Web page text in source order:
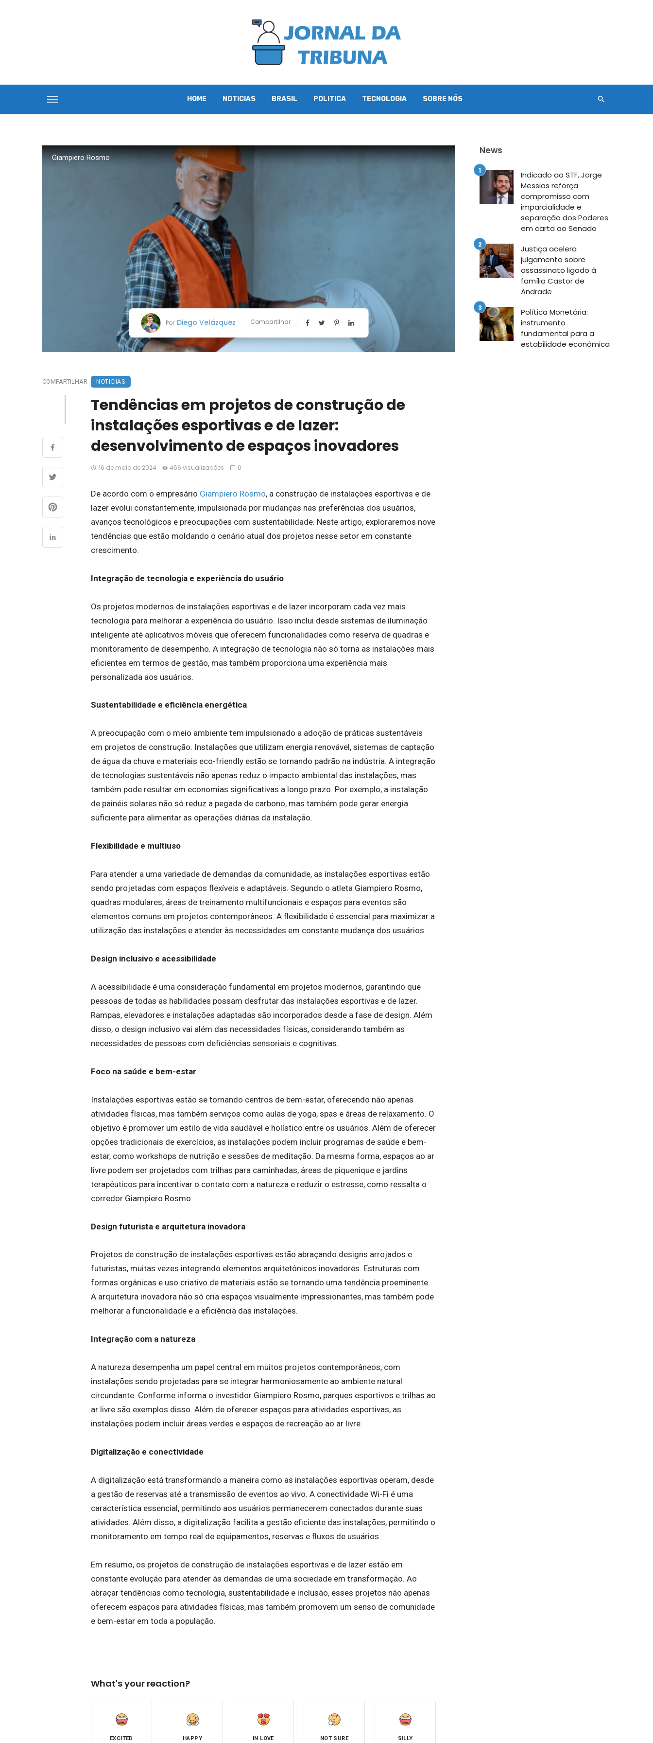
HOME NOTICIAS BRASIL POLITICA TECNOLOGIA SOBRE NÓS
Giampiero Rosmo
Por Diego Velázquez Compartilhar
COMPARTILHAR NOTICIAS
Tendências em projetos de construção de
instalações esportivas e de lazer:
desenvolvimento de espaços inovadores
16 de maio de 2024 456 visualizações 0
De acordo com o empresário Giampiero Rosmo, a construção de instalações esportivas e de
lazer evolui constantemente, impulsionada por mudanças nas preferências dos usuários,
avanços tecnológicos e preocupações com sustentabilidade. Neste artigo, exploraremos nove
tendências que estão moldando o cenário atual dos projetos nesse setor em constante
crescimento.
Integração de tecnologia e experiência do usuário
Os projetos modernos de instalações esportivas e de lazer incorporam cada vez mais
tecnologia para melhorar a experiência do usuário. Isso inclui desde sistemas de iluminação
inteligente até aplicativos móveis que oferecem funcionalidades como reserva de quadras e
monitoramento de desempenho. A integração de tecnologia não só torna as instalações mais
eficientes em termos de gestão, mas também proporciona uma experiência mais
personalizada aos usuários.
Sustentabilidade e eficiência energética
A preocupação com o meio ambiente tem impulsionado a adoção de práticas sustentáveis
em projetos de construção. Instalações que utilizam energia renovável, sistemas de captação
de água da chuva e materiais eco-friendly estão se tornando padrão na indústria. A integração
de tecnologias sustentáveis não apenas reduz o impacto ambiental das instalações, mas
também pode resultar em economias significativas a longo prazo. Por exemplo, a instalação
de painéis solares não só reduz a pegada de carbono, mas também pode gerar energia
suficiente para alimentar as operações diárias da instalação.
Flexibilidade e multiuso
Para atender a uma variedade de demandas da comunidade, as instalações esportivas estão
sendo projetadas com espaços flexíveis e adaptáveis. Segundo o atleta Giampiero Rosmo,
quadras modulares, áreas de treinamento multifuncionais e espaços para eventos são
elementos comuns em projetos contemporâneos. A flexibilidade é essencial para maximizar a
utilização das instalações e atender às necessidades em constante mudança dos usuários.
Design inclusivo e acessibilidade
A acessibilidade é uma consideração fundamental em projetos modernos, garantindo que
pessoas de todas as habilidades possam desfrutar das instalações esportivas e de lazer.
Rampas, elevadores e instalações adaptadas são incorporados desde a fase de design. Além
disso, o design inclusivo vai além das necessidades físicas, considerando também as
necessidades de pessoas com deficiências sensoriais e cognitivas.
Foco na saúde e bem-estar
Instalações esportivas estão se tornando centros de bem-estar, oferecendo não apenas
atividades físicas, mas também serviços como aulas de yoga, spas e áreas de relaxamento. O
objetivo é promover um estilo de vida saudável e holístico entre os usuários. Além de oferecer
opções tradicionais de exercícios, as instalações podem incluir programas de saúde e bem-
estar, como workshops de nutrição e sessões de meditação. Da mesma forma, espaços ao ar
livre podem ser projetados com trilhas para caminhadas, áreas de piquenique e jardins
terapêuticos para incentivar o contato com a natureza e reduzir o estresse, como ressalta o
corredor Giampiero Rosmo.
Design futurista e arquitetura inovadora
Projetos de construção de instalações esportivas estão abraçando designs arrojados e
futuristas, muitas vezes integrando elementos arquitetônicos inovadores. Estruturas com
formas orgânicas e uso criativo de materiais estão se tornando uma tendência proeminente.
A arquitetura inovadora não só cria espaços visualmente impressionantes, mas também pode
melhorar a funcionalidade e a eficiência das instalações.
Integração com a natureza
A natureza desempenha um papel central em muitos projetos contemporâneos, com
instalações sendo projetadas para se integrar harmoniosamente ao ambiente natural
circundante. Conforme informa o investidor Giampiero Rosmo, parques esportivos e trilhas ao
ar livre são exemplos disso. Além de oferecer espaços para atividades esportivas, as
instalações podem incluir áreas verdes e espaços de recreação ao ar livre.
Digitalização e conectividade
A digitalização está transformando a maneira como as instalações esportivas operam, desde
a gestão de reservas até a transmissão de eventos ao vivo. A conectividade Wi-Fi é uma
característica essencial, permitindo aos usuários permanecerem conectados durante suas
atividades. Além disso, a digitalização facilita a gestão eficiente das instalações, permitindo o
monitoramento em tempo real de equipamentos, reservas e fluxos de usuários.
Em resumo, os projetos de construção de instalações esportivas e de lazer estão em
constante evolução para atender às demandas de uma sociedade em transformação. Ao
abraçar tendências como tecnologia, sustentabilidade e inclusão, esses projetos não apenas
oferecem espaços para atividades físicas, mas também promovem um senso de comunidade
e bem-estar em toda a população.
What's your reaction?
EXCITED HAPPY IN LOVE NOT SURE SILLY
News
Indicado ao STF, Jorge
Messias reforça
compromisso com
imparcialidade e
separação dos Poderes
em carta ao Senado
Justiça acelera
julgamento sobre
assassinato ligado à
família Castor de
Andrade
Política Monetária:
instrumento
fundamental para a
estabilidade econômica